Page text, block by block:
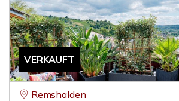
VERKAUFT
Remshalden